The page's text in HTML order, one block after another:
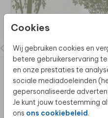
Cookies
Wij gebruiken cookies en
betere gebruikerservaring
en onze prestaties te
sociale mediadoeleinden
gepersonaliseerde
Je kunt jouw toestemming
ons ons cookiebeleid.
Bij Made for Moments
en staat deze optie er niet
op.We helpen je graag!
Zo leuk! Je kunt het
formaat bestellen. Vraag
poster formaathier aan.